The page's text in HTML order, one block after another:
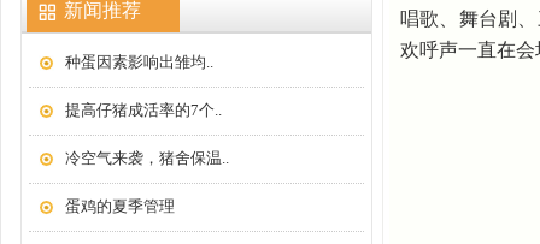
新闻推荐
种蛋因素影响出雏均..
提高仔猪成活率的7个..
冷空气来袭，猪舍保温..
蛋鸡的夏季管理
唱歌、舞台剧
欢呼声一直在